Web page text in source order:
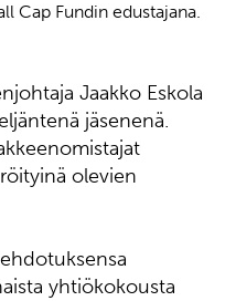
Cap Fundin edustajana.
Jaakko Eskola
jäsenenä.
olevien
yhtiökokousta